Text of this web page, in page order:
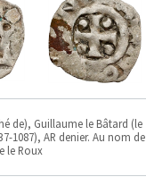
de), Guillaume le Bâtard (le
1087), AR denier. Au nom de
le Roux